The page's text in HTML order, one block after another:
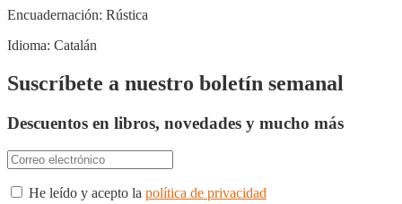
Encuadernación: Rústica
Idioma: Catalán
Suscríbete a nuestro boletín semanal
Descuentos en libros, novedades y mucho más
He leído y acepto la política de privacidad